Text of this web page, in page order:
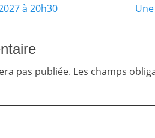
à 20h30
Article
pas publiée. Les champs